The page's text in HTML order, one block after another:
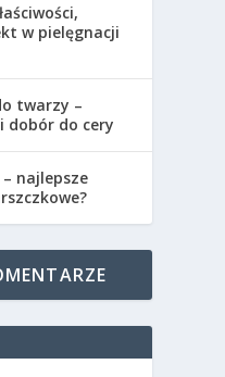
w pielęgnacji
twarzy –
dobór do cery
najlepsze